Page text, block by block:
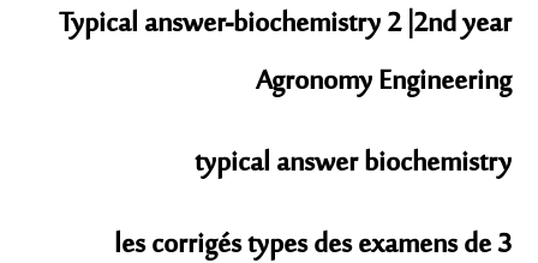
Typical answer-biochemistry 2 |2nd year
Agronomy Engineering
typical answer biochemistry
les corrigés types des examens de 3